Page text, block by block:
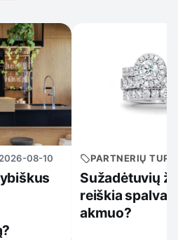
08-10 PARTNERIŲ
Sužadėtuvių
reiškia spalva,
akmuo?